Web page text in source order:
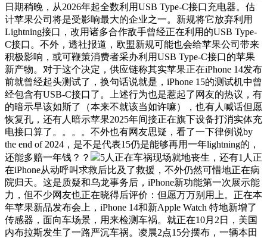
日期稍晚，从2026年起全数利用USB Type-C接口充电器。估
计苹果公司将是受影响最大的企业之一。新规将它放弃利用
Lightning接口，改用诸多合作敌手曾经正在利用的USB Type-
C接口。不外，透社报道，欧盟新规可能也会给苹果公司带来
积极影响，或可鞭策消费者采办利用USB Type-C接口的苹果
新产物。对于这个决定，供应链称其实苹果正在iPhone 14发布
前就曾经起头测试了，换句话说就是，iPhone 15的测试机中曾
经包含有USB-C接口了。上述行为也是惹起了网友的热议，有
的暗示早该如斯了（本来不就该当如许嘛），也有人喊话但愿
恢复孔，还有人暗示苹果2025年间接正在旗下设备打消实体充
电接口算了。。。。不外也有网友思疑，看了一下律例说by
the end of 2024，是不是代表15仍是能够再用一年lightning的，
还能多赔一年钱？？
5人正在车祸现场就地丧生，还有1人正
在iPhone从动呼叫求救后比及了救援，不外仍然可惜地正在病
院归天。这是质疑和乌龙事务后，iPhone新功能第一次展示能
力，但不少网友也正在晓得后评价：但愿万万别用上。正在本
年苹果新品发布会上，iPhone 14和新Apple Watch 特地新增了
传感器，面向车场景，用来检测车祸。就正在10月2日，美国
内布拉斯发生了一路严沉车祸。凌晨2点15分摆布，一辆本田